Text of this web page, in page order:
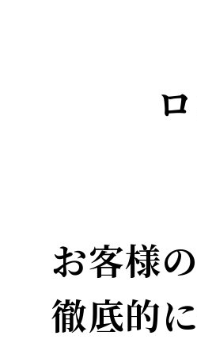
お客様
徹底的